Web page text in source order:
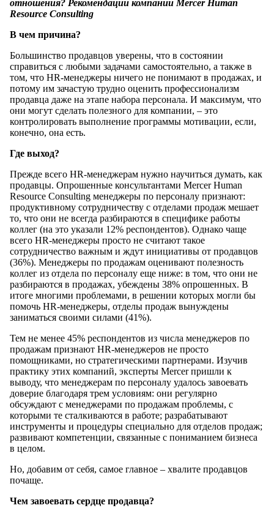
отношения? Рекомендации компании Mercer Human
Resource Consulting
В чем причина?
Большинство продавцов уверены, что в состоянии
справиться с любыми задачами самостоятельно, а также в
том, что HR-менеджеры ничего не понимают в продажах, и
потому им зачастую трудно оценить профессионализм
продавца даже на этапе набора персонала. И максимум, что
они могут сделать полезного для компании, – это
контролировать выполнение программы мотивации, если,
конечно, она есть.
Где выход?
Прежде всего HR-менеджерам нужно научиться думать, как
продавцы. Опрошенные консультантами Mercer Human
Resource Consulting менеджеры по персоналу признают:
продуктивному сотрудничеству с отделами продаж мешает
то, что они не всегда разбираются в специфике работы
коллег (на это указали 12% респондентов). Однако чаще
всего HR-менеджеры просто не считают такое
сотрудничество важным и ждут инициативы от продавцов
(36%). Менеджеры по продажам оценивают полезность
коллег из отдела по персоналу еще ниже: в том, что они не
разбираются в продажах, убеждены 38% опрошенных. В
итоге многими проблемами, в решении которых могли бы
помочь HR-менеджеры, отделы продаж вынуждены
заниматься своими силами (41%).
Тем не менее 45% респондентов из числа менеджеров по
продажам признают HR-менеджеров не просто
помощниками, но стратегическими партнерами. Изучив
практику этих компаний, эксперты Mercer пришли к
выводу, что менеджерам по персоналу удалось завоевать
доверие благодаря трем условиям: они регулярно
обсуждают с менеджерами по продажам проблемы, с
которыми те сталкиваются в работе; разрабатывают
инструменты и процедуры специально для отделов продаж;
развивают компетенции, связанные с пониманием бизнеса
в целом.
Но, добавим от себя, самое главное – хвалите продавцов
почаще.
Чем завоевать сердце продавца?